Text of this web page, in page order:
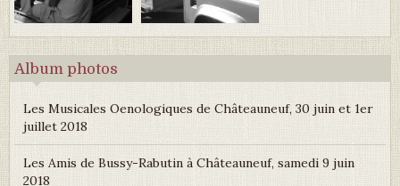
Album photos
Les Musicales Oenologiques de Châteauneuf, 30 juin et 1er
juillet 2018
Les Amis de Bussy-Rabutin à Châteauneuf, samedi 9 juin
2018